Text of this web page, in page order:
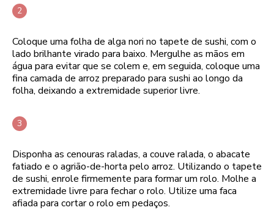
Coloque uma folha de alga nori no tapete de sushi, com o
lado brilhante virado para baixo. Mergulhe as mãos em
água para evitar que se colem e, em seguida, coloque uma
fina camada de arroz preparado para sushi ao longo da
folha, deixando a extremidade superior livre.
Disponha as cenouras raladas, a couve ralada, o abacate
fatiado e o agrião-de-horta pelo arroz. Utilizando o tapete
de sushi, enrole firmemente para formar um rolo. Molhe a
extremidade livre para fechar o rolo. Utilize uma faca
afiada para cortar o rolo em pedaços.